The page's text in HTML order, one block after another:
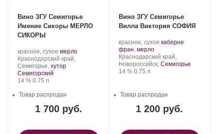
Вино ЗГУ Семигорье
Имение Сикоры МЕРЛО
СИКОРЫ
Производитель:
Имение
Сикоры.
красное, сухое .
Сорт
винограда:
мерло.
Регион:
Краснодарский край,
Семигорье, хутор
Семигорский
Крепость
14 %. Объем
0.75 л
1 700 руб.
Товар распродан
Вино ЗГУ Семигорье
Вилла Виктория СОФИЯ
Производитель:
Villa
Victoria.
красное, сухое .
винограда:
каберне
фран, мерло.
Регион:
Краснодарский край,
Новороссийск, Семигорье
Крепость
14 %. Объем
0.75 л
1 200 руб.
Товар распродан